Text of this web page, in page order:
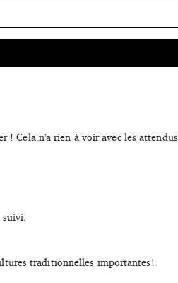
! Cela n'a rien à voir avec les attendus
traditionnelles importantes!